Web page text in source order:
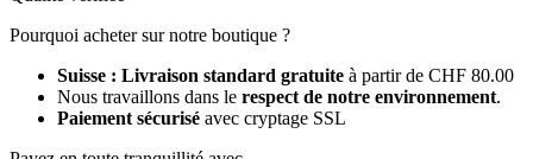
Pourquoi acheter sur notre boutique ?
Suisse : Livraison standard gratuite à partir de CHF 80.00
Nous travaillons dans le respect de notre environnement.
Paiement sécurisé avec cryptage SSL